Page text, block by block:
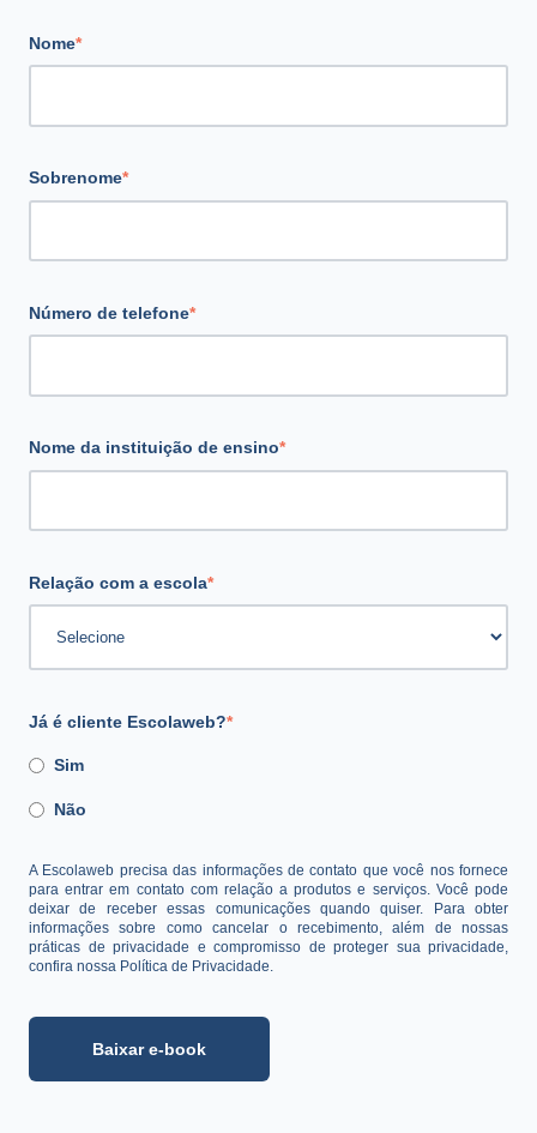
Nome*
Sobrenome*
Número de telefone*
Nome da instituição de ensino*
Relação com a escola*
Já é cliente Escolaweb?*
Sim
Não
A Escolaweb precisa das informações de contato que você nos fornece
para entrar em contato com relação a produtos e serviços. Você pode
deixar de receber essas comunicações quando quiser. Para obter
informações sobre como cancelar o recebimento, além de nossas
práticas de privacidade e compromisso de proteger sua privacidade,
confira nossa Política de Privacidade.